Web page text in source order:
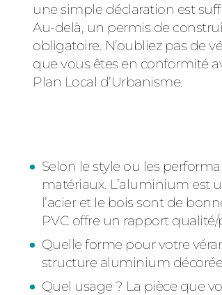
une simple déclaration est
Au-delà, un permis de
obligatoire. N’oubliez pas de
que vous êtes en conformité
Plan Local d’Urbanisme.
Selon le style ou les
matériaux. L’aluminium est
l’acier et le bois sont de
PVC offre un rapport qualité/
Quelle forme pour votre
structure aluminium
Quel usage ? La pièce que